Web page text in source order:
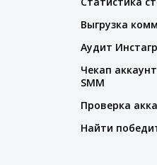
Выгрузка
Аудит
Чекап
SMM
Проверка
Найти